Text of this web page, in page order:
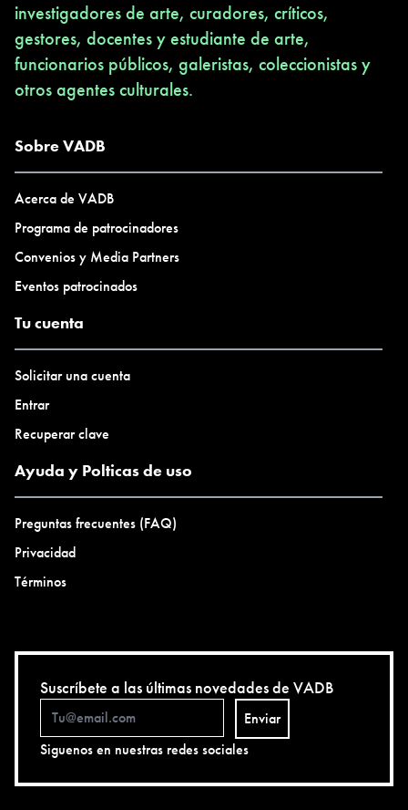
investigadores de arte, curadores, críticos,
gestores, docentes y estudiante de arte,
funcionarios públicos, galeristas, coleccionistas y
otros agentes culturales.
Sobre VADB
Acerca de VADB
Programa de patrocinadores
Convenios y Media Partners
Eventos patrocinados
Tu cuenta
Solicitar una cuenta
Entrar
Recuperar clave
Ayuda y Polticas de uso
Preguntas frecuentes (FAQ)
Privacidad
Términos
Suscríbete a las últimas novedades de VADB
Enviar
Siguenos en nuestras redes sociales